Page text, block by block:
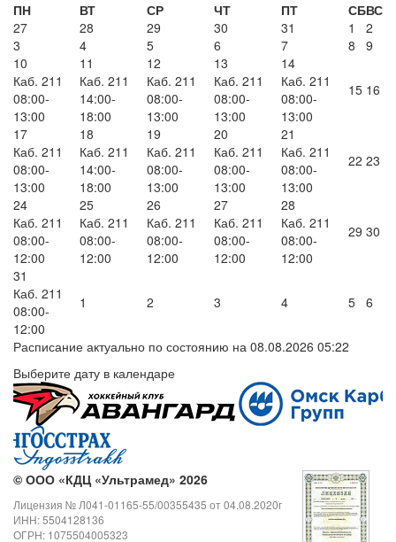
ПН ВТ СР ЧТ ПТ СБВС
27
28 29 30 31 1
2
3
4 5 6 7 8
9
10
Каб. 211
08:00-
13:00
11
Каб. 211
14:00-
18:00
12
Каб. 211
08:00-
13:00
13
Каб. 211
08:00-
13:00
14
Каб. 211
08:00-
13:00
15 16
17
Каб. 211
08:00-
13:00
18
Каб. 211
14:00-
18:00
19
Каб. 211
08:00-
13:00
20
Каб. 211
08:00-
13:00
21
Каб. 211
08:00-
13:00
22 23
24
Каб. 211
08:00-
12:00
25
Каб. 211
08:00-
12:00
26
Каб. 211
08:00-
12:00
27
Каб. 211
08:00-
12:00
28
Каб. 211
08:00-
12:00
29 30
31
Каб. 211
08:00-
12:00
1 2 3 4 5 6
Расписание актуально по состоянию на 08.08.2026 05:22
Выберите дату в календаре
© ООО «КДЦ «Ультрамед» 2026
Лицензия № Л041-01165-55/00355435 от 04.08.2020г
ИНН: 5504128136
ОГРН: 1075504005323